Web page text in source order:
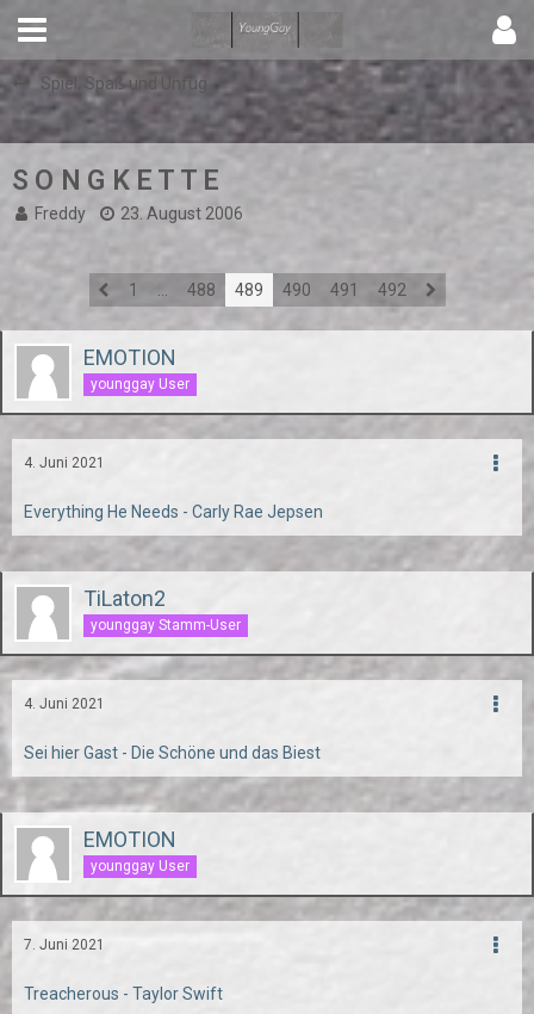
Spiel, Spaß und Unfug
S O N G K E T T E
Freddy 23. August 2006
1 488 489 490 491 492
EMOTION
younggay User
4. Juni 2021
Everything He Needs - Carly Rae Jepsen
TiLaton2
younggay Stamm-User
4. Juni 2021
Sei hier Gast - Die Schöne und das Biest
EMOTION
younggay User
7. Juni 2021
Treacherous - Taylor Swift